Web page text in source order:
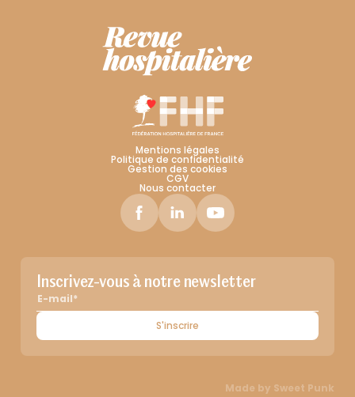
Mentions légales
Politique de confidentialité
Gestion des cookies
CGV
Nous contacter
Inscrivez-vous à notre newsletter
S'inscrire
Made by Sweet Punk